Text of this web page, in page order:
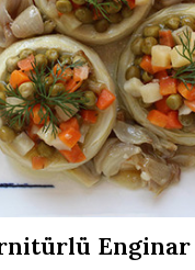
Enginar